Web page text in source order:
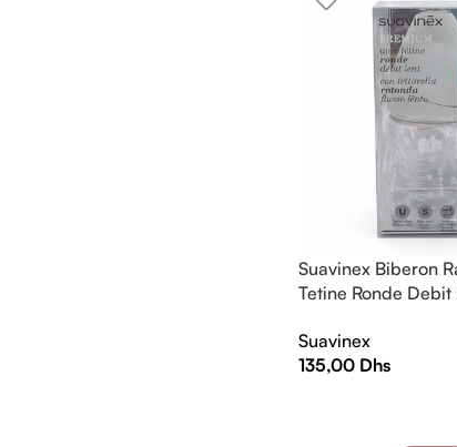
Suavinex Biberon
Tetine Ronde
Suavinex
135,00 Dhs